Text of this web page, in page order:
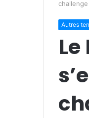
Autres